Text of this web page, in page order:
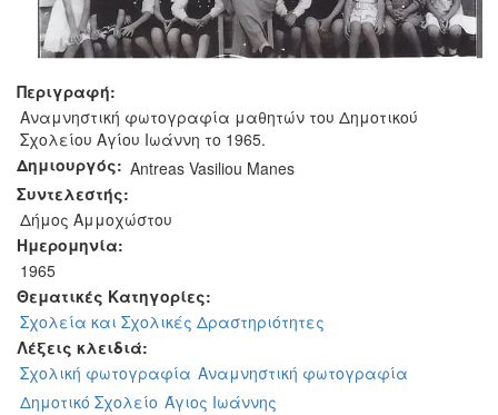
Περιγραφή:
Αναμνηστική φωτογραφία μαθητών του Δημοτικού
Σχολείου Αγίου Ιωάννη το 1965.
Δημιουργός: Antreas Vasiliou Manes
Συντελεστής:
Δήμος Αμμοχώστου
Ημερομηνία:
1965
Θεματικές Κατηγορίες:
Σχολεία και Σχολικές Δραστηριότητες
Λέξεις κλειδιά:
Σχολική φωτογραφία Αναμνηστική φωτογραφία
Δημοτικό Σχολείο Άγιος Ιωάννης